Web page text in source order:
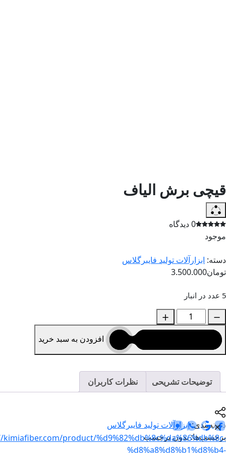
قیچی برش الیاف
0 دیدگاه
موجود
دسته: ابزارآلات تولید فایبرگلاس
تومان3.500.000
5 عدد در انبار
افزودن به سبد خرید
توضیحات تشریحی نظرات کاربران
product/%d9%82%db%8c%da%86%db%8c-
%d8%a8%d8%b1%d8%b4-
دسته‌بندی:ابزارآلات تولید فایبرگلاس
برچسب‌ها: بدون برچسب